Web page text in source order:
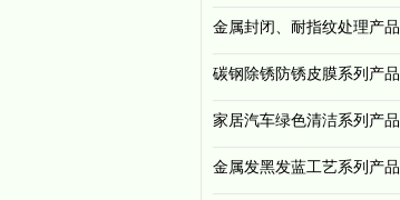
金属封闭、耐指纹处理产品
碳钢除锈防锈皮膜系列产品
家居汽车绿色清洁系列产品
金属发黑发蓝工艺系列产品